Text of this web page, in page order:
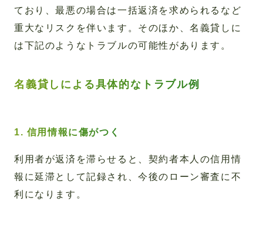
ており、最悪の場合は一括返済を求められるなど
重大なリスクを伴います。そのほか、名義貸しに
は下記のようなトラブルの可能性があります。
名義貸しによる具体的なトラブル例
1. 信用情報に傷がつく
利用者が返済を滞らせると、契約者本人の信用情
報に延滞として記録され、今後のローン審査に不
利になります。